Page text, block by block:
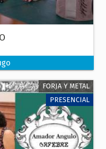
FORJA Y METAL
PRESENCIAL